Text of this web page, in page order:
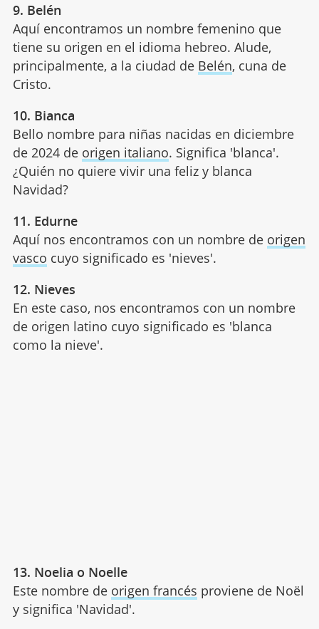
9. Belén
Aquí encontramos un nombre femenino que
tiene su origen en el idioma hebreo. Alude,
principalmente, a la ciudad de Belén, cuna de
Cristo.
10. Bianca
Bello nombre para niñas nacidas en diciembre
de 2024 de origen italiano. Significa 'blanca'.
¿Quién no quiere vivir una feliz y blanca
Navidad?
11. Edurne
Aquí nos encontramos con un nombre de origen
vasco cuyo significado es 'nieves'.
12. Nieves
En este caso, nos encontramos con un nombre
de origen latino cuyo significado es 'blanca
como la nieve'.
13. Noelia o Noelle
Este nombre de origen francés proviene de Noël
y significa 'Navidad'.